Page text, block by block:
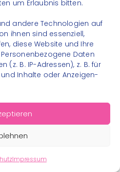
um Erlaubnis bitten.
andere Technologien auf
ihnen sind essenziell,
diese Website und Ihre
Daten
(z. B. IP-Adressen), z. B. für
Inhalte oder Anzeigen-
Impressum
gGmbH - Alle